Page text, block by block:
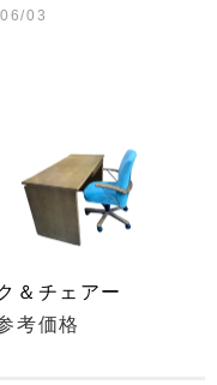
03
＆チェアー
考価格